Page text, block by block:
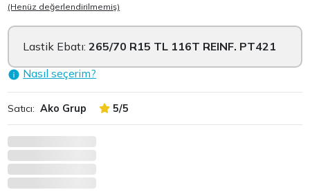
(Henüz değerlendirilmemiş)
Lastik Ebatı:265/70 R15 TL 116T REINF. PT421
Nasıl seçerim?
Satıcı: Ako Grup 5/5